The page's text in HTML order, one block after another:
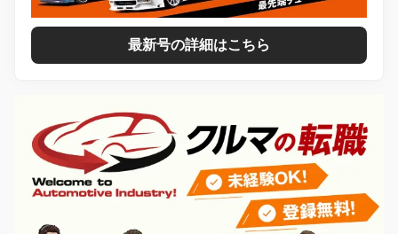
最新号の詳細はこちら